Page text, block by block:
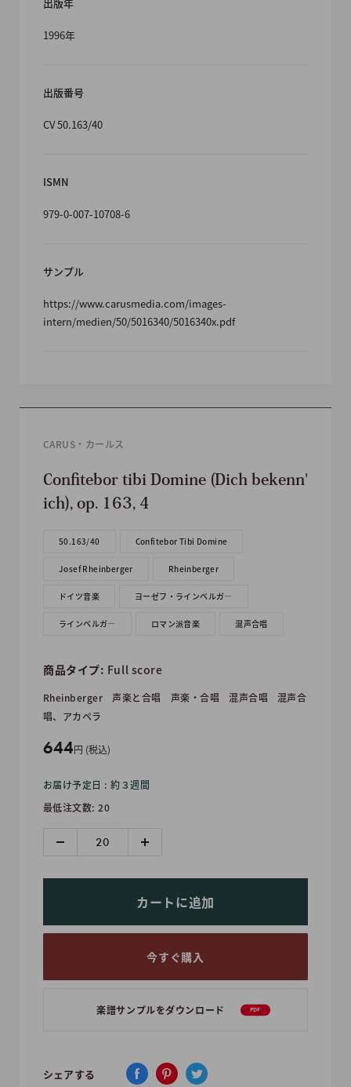
出版年
1996年
出版番号
CV 50.163/40
ISMN
979-0-007-10708-6
サンプル
https://www.carusmedia.com/images-
intern/medien/50/5016340/5016340x.pdf
CARUS・カールス
Confitebor tibi Domine (Dich bekenn'
ich), op. 163, 4
50.163/40 Confitebor Tibi Domine
Josef Rheinberger Rheinberger
ドイツ音楽 ヨーゼフ・ラインベルガ―
ラインベルガ― ロマン派音楽 混声合唱
商品タイプ: Full score
Rheinberger 声楽と合唱 声楽・合唱 混声合唱
混声合
唱、アカペラ
販
価
格
644円 (税込)
お届け予定日 : 約３週間
最低注文数: 20
カートに追加
今すぐ購入
楽譜サンプルをダウンロード PDF
シェアする